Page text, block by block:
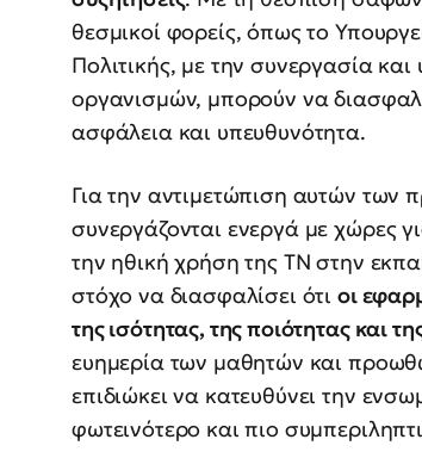
θεσμικοί φορείς, όπως το
Πολιτικής, με την συνεργασία
οργανισμών, μπορούν να
ασφάλεια και υπευθυνότητα.
Για την αντιμετώπιση αυτών των
συνεργάζονται ενεργά με χώρες
την ηθική χρήση της ΤΝ στην
στόχο να διασφαλίσει ότι οι
της ισότητας, της ποιότητας και
ευημερία των μαθητών και
επιδιώκει να κατευθύνει την
φωτεινότερο και πιο